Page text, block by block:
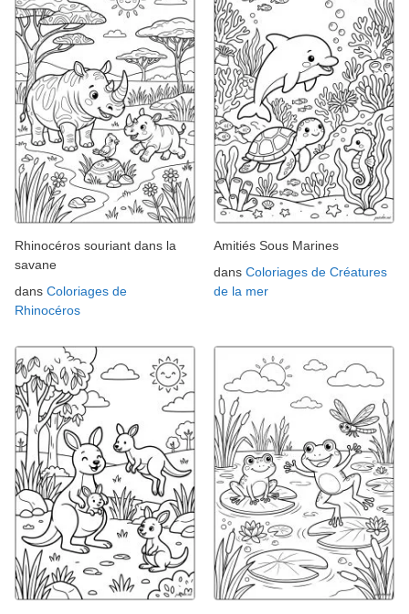
Rhinocéros souriant dans la
savane
dans Coloriages de
Rhinocéros
Amitiés Sous Marines
dans Coloriages de Créatures
de la mer